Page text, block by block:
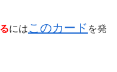
にはこのカード を発